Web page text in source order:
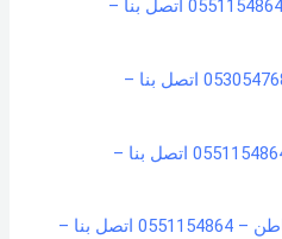
شركة تنظيف مجالس بحائل – 0551154864 اتصل بنا –
شراء اثاث مستعمل بحائل – 0530547685 اتصل بنا –
شركة تنظيف مساجد بحائل – 0551154864 اتصل بنا –
شركة تنظيف مجالس بحفر الباطن – 0551154864 اتصل بنا –